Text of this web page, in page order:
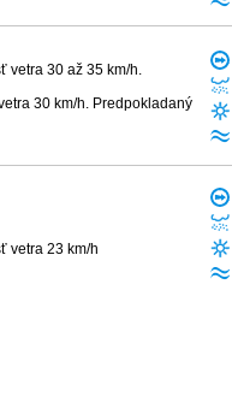
vetra 30 až 35 km/h.
30 km/h. Predpokladaný
vetra 23 km/h